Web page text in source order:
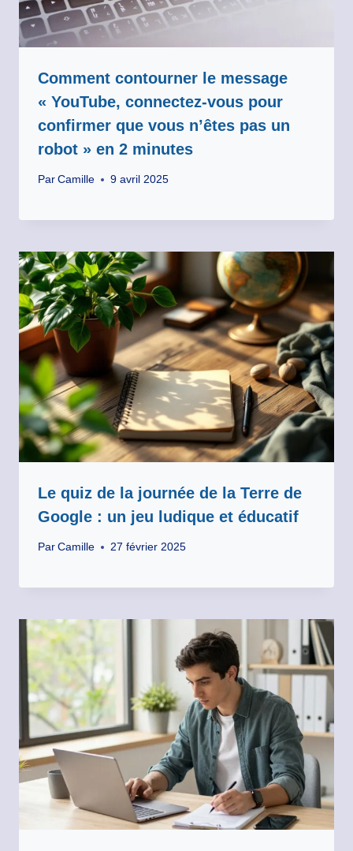
Comment contourner le message
« YouTube, connectez-vous pour
confirmer que vous n’êtes pas un
robot » en 2 minutes
Par Camille 9 avril 2025
Le quiz de la journée de la Terre de
Google : un jeu ludique et éducatif
Par Camille 27 février 2025